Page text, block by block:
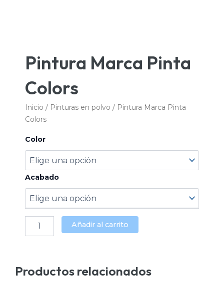
Pintura Marca Pinta
Colors
Inicio / Pinturas en polvo / Pintura Marca Pinta
Colors
Color
Acabado
Pintura
Pinta
Colors
cantidad
Añadir al carrito
Productos relacionados